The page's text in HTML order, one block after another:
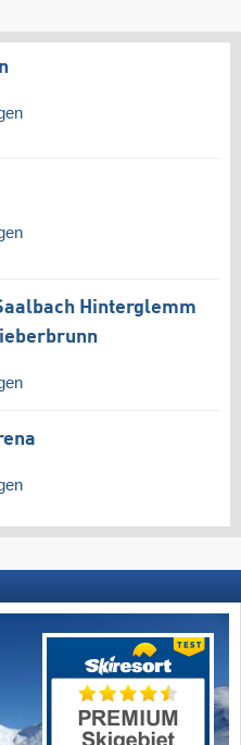
Hinterglemm